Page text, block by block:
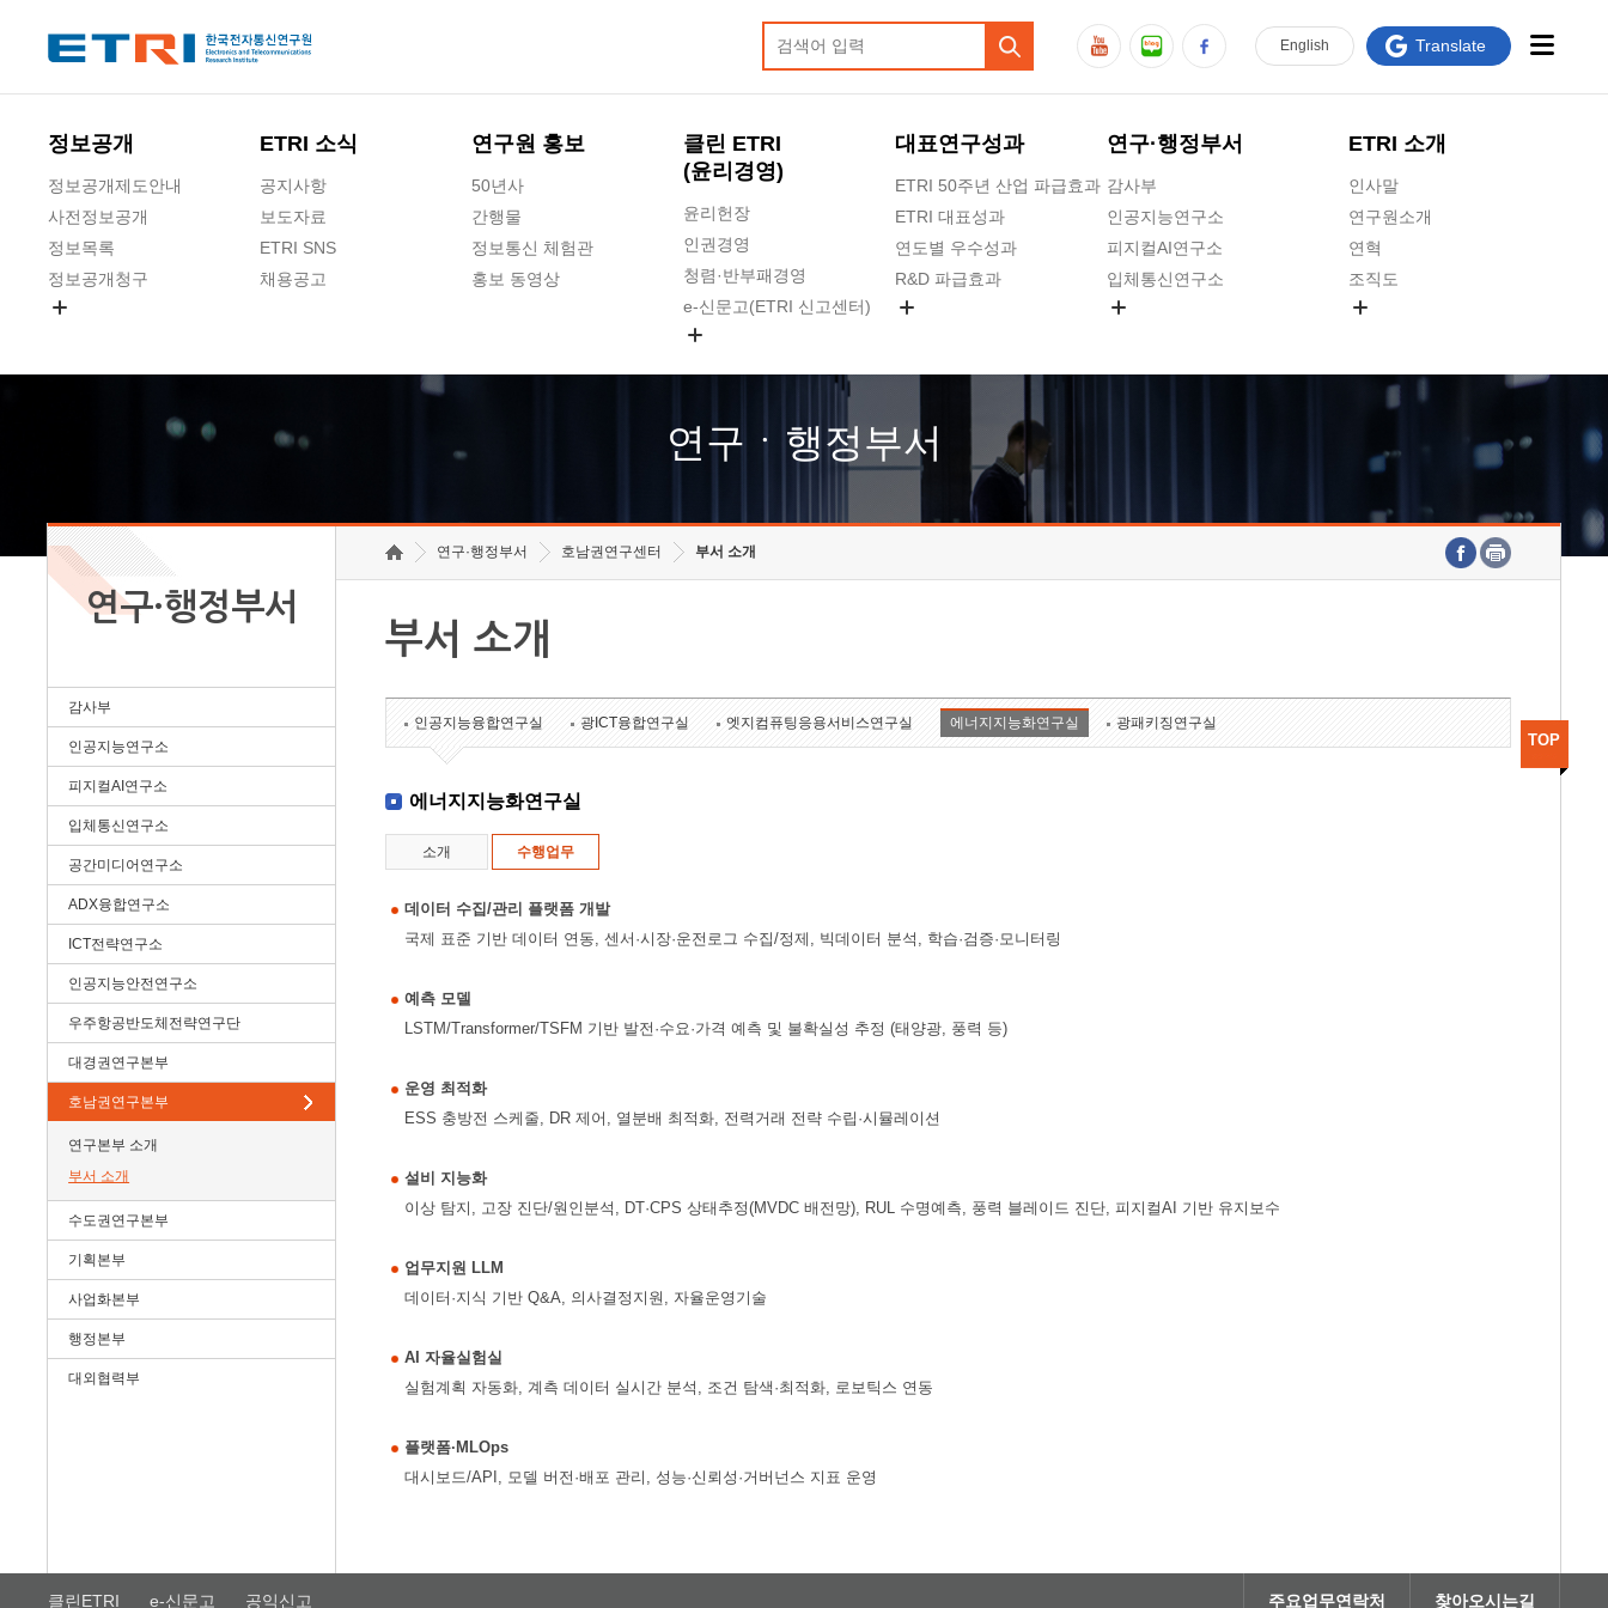
정보공개
정보공개제도안내
사전정보공개
정보목록
정보공개청구
ETRI 소식
공지사항
보도자료
ETRI SNS
채용공고
연구원 홍보
50년사
간행물
정보통신 체험관
홍보 동영상
클린 ETRI
(윤리경영)
윤리헌장
인권경영
청렴·반부패경영
e-신문고(ETRI 신고센터)
고객의소리
수의계약 현황
대표연구성과
ETRI 50주년 산업 파급효과
ETRI 대표성과
연도별 우수성과
R&D 파급효과
연구·행정부서
감사부
인공지능연구소
피지컬AI연구소
입체통신연구소
호남권연구본부
기획본부
ETRI 소개
인사말
연구원소개
연혁
조직도
연구원 고객헌장
주요업무연락처
English Translate
연구ㆍ행정부서
연구·행정부서
감사부
인공지능연구소
피지컬AI연구소
입체통신연구소
공간미디어연구소
ADX융합연구소
ICT전략연구소
인공지능안전연구소
우주항공반도체전략연구단
대경권연구본부
호남권연구본부
연구본부 소개
부서 소개
수도권연구본부
기획본부
사업화본부
행정본부
대외협력부
연구·행정부서 호남권연구센터 부서 소개
부서 소개
인공지능융합연구실 광ICT융합연구실 엣지컴퓨팅응용서비스연구실 에너지지능화연구실 광패키징연구실
에너지지능화연구실
소개 수행업무
데이터 수집/관리 플랫폼 개발
국제 표준 기반 데이터 연동, 센서·시장·운전로그 수집/정제, 빅데이터 분석, 학습·검증·모니터링
예측 모델
LSTM/Transformer/TSFM 기반 발전·수요·가격 예측 및 불확실성 추정 (태양광, 풍력 등)
운영 최적화
ESS 충방전 스케줄, DR 제어, 열분배 최적화, 전력거래 전략 수립·시뮬레이션
설비 지능화
이상 탐지, 고장 진단/원인분석, DT·CPS 상태추정(MVDC 배전망), RUL 수명예측, 풍력 블레이드 진단, 피지컬AI 기반 유지보수
업무지원 LLM
데이터·지식 기반 Q&A, 의사결정지원, 자율운영기술
AI 자율실험실
실험계획 자동화, 계측 데이터 실시간 분석, 조건 탐색·최적화, 로보틱스 연동
플랫폼·MLOps
대시보드/API, 모델 버전·배포 관리, 성능·신뢰성·거버넌스 지표 운영
TOP
클린ETRI e-신문고 공익신고 주요업무연락처 찾아오시는길